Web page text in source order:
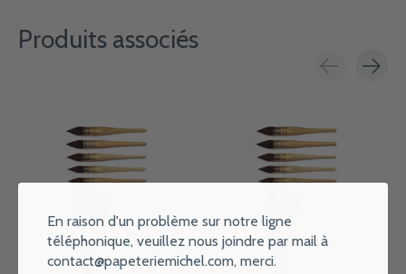
Produits associés
En raison d'un problème sur notre ligne
téléphonique, veuillez nous joindre par mail à
contact@papeteriemichel.com, merci.